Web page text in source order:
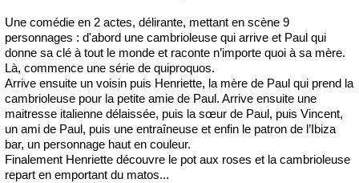
Une comédie en 2 actes, délirante, mettant en scène 9
personnages : d'abord une cambrioleuse qui arrive et Paul qui
donne sa clé à tout le monde et raconte n’importe quoi à sa mère.
Là, commence une série de quiproquos.
Arrive ensuite un voisin puis Henriette, la mère de Paul qui prend la
cambrioleuse pour la petite amie de Paul. Arrive ensuite une
maitresse italienne délaissée, puis la sœur de Paul, puis Vincent,
un ami de Paul, puis une entraîneuse et enfin le patron de l’Ibiza
bar, un personnage haut en couleur.
Finalement Henriette découvre le pot aux roses et la cambrioleuse
repart en emportant du matos...